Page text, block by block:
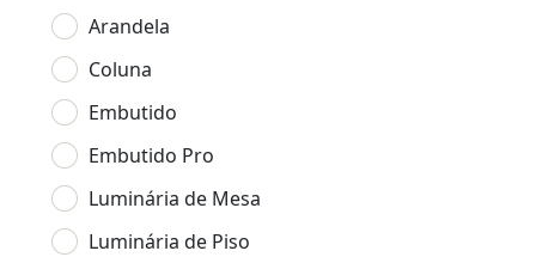
Arandela
Coluna
Embutido
Embutido Pro
Luminária de Mesa
Luminária de Piso